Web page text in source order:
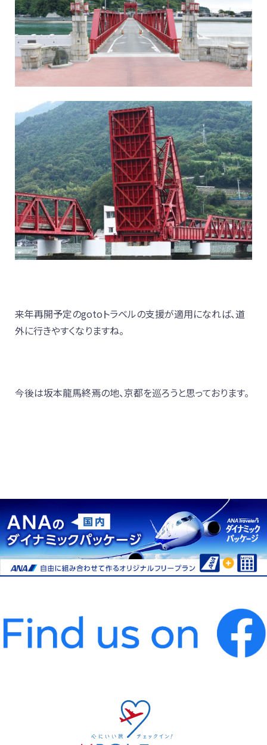
来年再開予定のgotoトラベルの支援が適用になれば、道
外に行きやすくなりますね。
今後は坂本龍馬終焉の地、京都を巡ろうと思っております。